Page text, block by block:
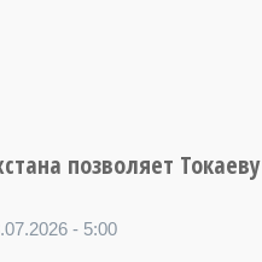
позволяет Токаеву
- 5:00